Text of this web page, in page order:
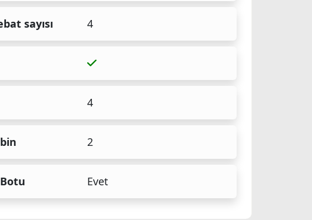
sayısı 4
4
2
Evet